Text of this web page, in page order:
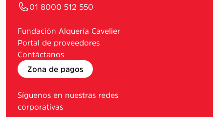
01 8000 512 550
Fundación Alquería Cavelier
Portal de proveedores
Contáctanos
Zona de pagos
Síguenos en nuestras redes
corporativas